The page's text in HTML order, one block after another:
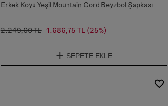
Erkek Koyu Yeşil Mountain Cord Beyzbol Şapkası
2.249,00 TL 1.686,75 TL (25%)
SEPETE EKLE